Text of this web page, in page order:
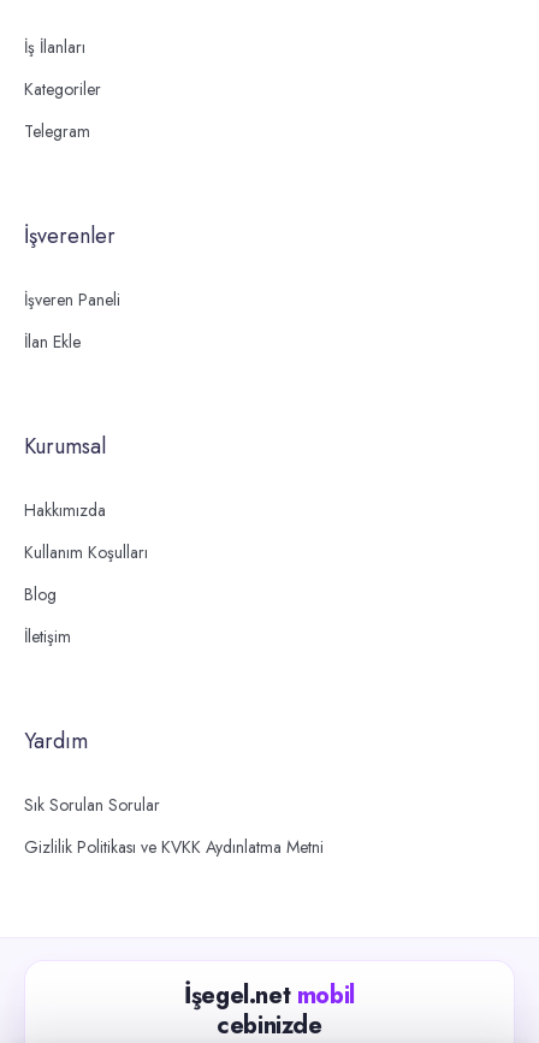
İş İlanları
Kategoriler
Telegram
İşverenler
İşveren Paneli
İlan Ekle
Kurumsal
Hakkımızda
Kullanım Koşulları
Blog
İletişim
Yardım
Sık Sorulan Sorular
Gizlilik Politikası ve KVKK Aydınlatma Metni
İşegel.net mobil
cebinizde